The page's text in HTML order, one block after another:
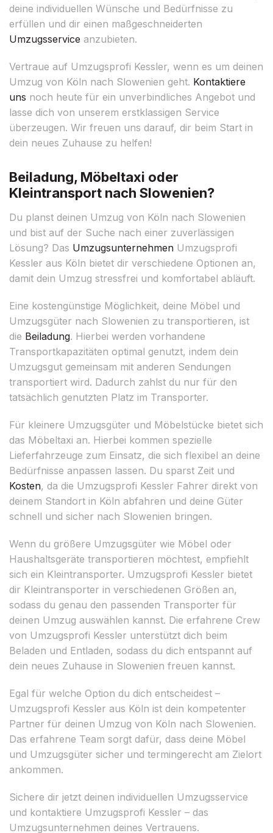
deine individuellen Wünsche und Bedürfnisse zu
erfüllen und dir einen maßgeschneiderten
Umzugsservice anzubieten.
Vertraue auf Umzugsprofi Kessler, wenn es um deinen
Umzug von Köln nach Slowenien geht. Kontaktiere
uns noch heute für ein unverbindliches Angebot und
lasse dich von unserem erstklassigen Service
überzeugen. Wir freuen uns darauf, dir beim Start in
dein neues Zuhause zu helfen!
Beiladung, Möbeltaxi oder
Kleintransport nach Slowenien?
Du planst deinen Umzug von Köln nach Slowenien
und bist auf der Suche nach einer zuverlässigen
Lösung? Das Umzugsunternehmen Umzugsprofi
Kessler aus Köln bietet dir verschiedene Optionen an,
damit dein Umzug stressfrei und komfortabel abläuft.
Eine kostengünstige Möglichkeit, deine Möbel und
Umzugsgüter nach Slowenien zu transportieren, ist
die Beiladung. Hierbei werden vorhandene
Transportkapazitäten optimal genutzt, indem dein
Umzugsgut gemeinsam mit anderen Sendungen
transportiert wird. Dadurch zahlst du nur für den
tatsächlich genutzten Platz im Transporter.
Für kleinere Umzugsgüter und Möbelstücke bietet sich
das Möbeltaxi an. Hierbei kommen spezielle
Lieferfahrzeuge zum Einsatz, die sich flexibel an deine
Bedürfnisse anpassen lassen. Du sparst Zeit und
Kosten, da die Umzugsprofi Kessler Fahrer direkt von
deinem Standort in Köln abfahren und deine Güter
schnell und sicher nach Slowenien bringen.
Wenn du größere Umzugsgüter wie Möbel oder
Haushaltsgeräte transportieren möchtest, empfiehlt
sich ein Kleintransporter. Umzugsprofi Kessler bietet
dir Kleintransporter in verschiedenen Größen an,
sodass du genau den passenden Transporter für
deinen Umzug auswählen kannst. Die erfahrene Crew
von Umzugsprofi Kessler unterstützt dich beim
Beladen und Entladen, sodass du dich entspannt auf
dein neues Zuhause in Slowenien freuen kannst.
Egal für welche Option du dich entscheidest –
Umzugsprofi Kessler aus Köln ist dein kompetenter
Partner für deinen Umzug von Köln nach Slowenien.
Das erfahrene Team sorgt dafür, dass deine Möbel
und Umzugsgüter sicher und termingerecht am Zielort
ankommen.
Sichere dir jetzt deinen individuellen Umzugsservice
und kontaktiere Umzugsprofi Kessler – das
Umzugsunternehmen deines Vertrauens.